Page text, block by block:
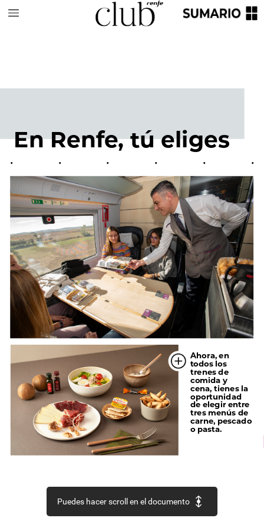
En Renfe, tú eliges
•
•
•
•
•
•
Ahora, en
todos los
trenes de
comida y
cena, tienes la
oportunidad
de elegir entre
tres menús de
carne, pescado
o pasta.
Puedes hacer scroll en el documento